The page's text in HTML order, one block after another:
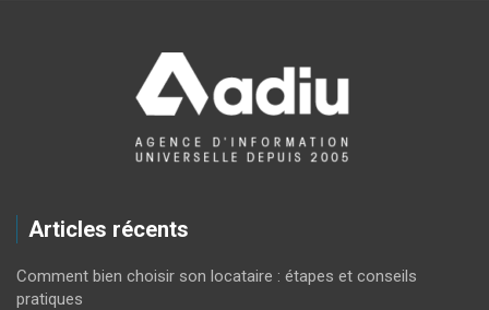
Articles récents
Comment bien choisir son locataire : étapes et conseils
pratiques